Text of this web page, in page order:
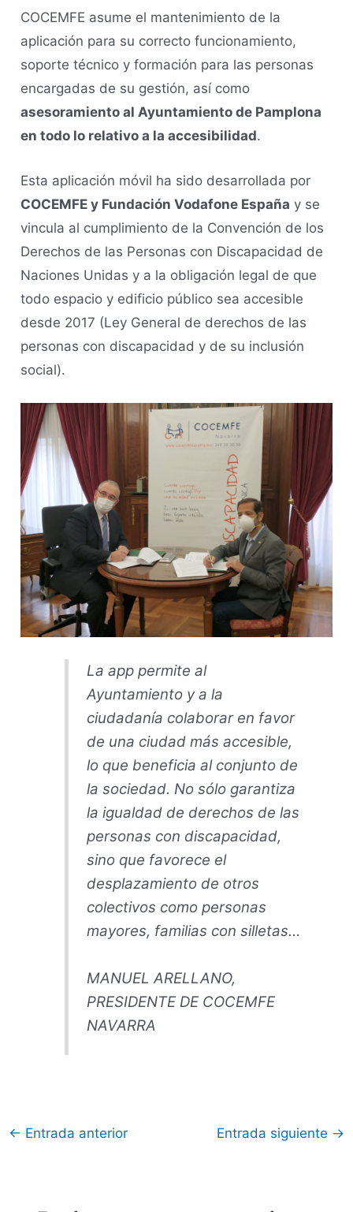
COCEMFE asume el mantenimiento de la
aplicación para su correcto funcionamiento,
soporte técnico y formación para las personas
encargadas de su gestión, así como
asesoramiento al Ayuntamiento de Pamplona
en todo lo relativo a la accesibilidad.
Esta aplicación móvil ha sido desarrollada por
COCEMFE y Fundación Vodafone España y se
vincula al cumplimiento de la Convención de los
Derechos de las Personas con Discapacidad de
Naciones Unidas y a la obligación legal de que
todo espacio y edificio público sea accesible
desde 2017 (Ley General de derechos de las
personas con discapacidad y de su inclusión
social).
La app permite al
Ayuntamiento y a la
ciudadanía colaborar en favor
de una ciudad más accesible,
lo que beneficia al conjunto de
la sociedad. No sólo garantiza
la igualdad de derechos de las
personas con discapacidad,
sino que favorece el
desplazamiento de otros
colectivos como personas
mayores, familias con silletas…
MANUEL ARELLANO,
PRESIDENTE DE COCEMFE
NAVARRA
← Entrada anterior Entrada siguiente →